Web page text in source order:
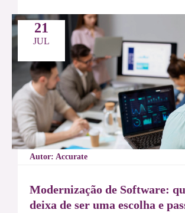
21
JUL
Autor: Accurate
Modernização de Software:
deixa de ser uma escolha e